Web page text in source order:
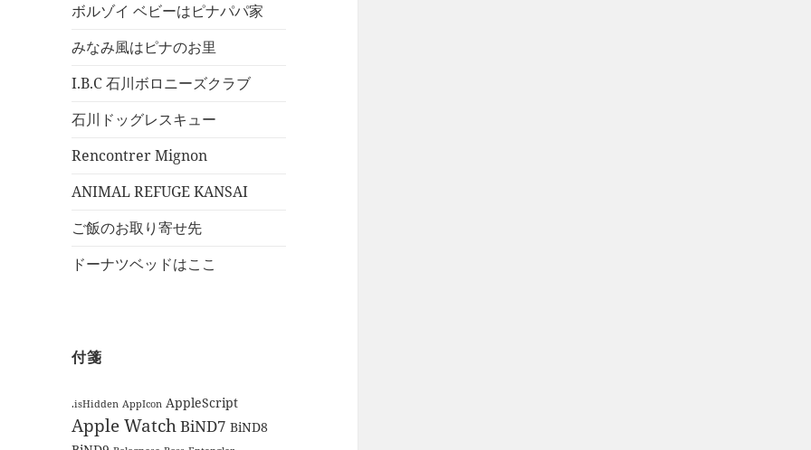
ボルゾイ ベビーはピナパパ家
みなみ風はピナのお里
I.B.C 石川ボロニーズクラブ
石川ドッグレスキュー
Rencontrer Mignon
ANIMAL REFUGE KANSAI
ご飯のお取り寄せ先
ドーナツベッドはここ
付箋
.isHidden AppIcon AppleScript
Apple Watch BiND7 BiND8